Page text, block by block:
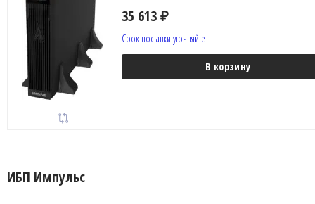
35 613 ₽
Срок поставки уточняйте
В корзину
ИБП Импульс